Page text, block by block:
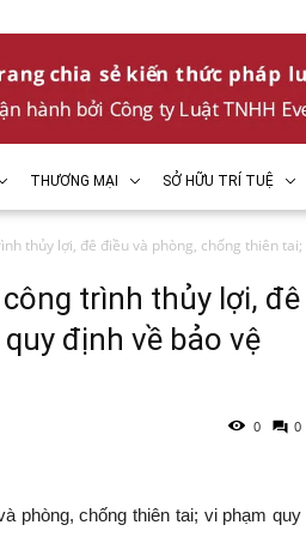
THƯƠNG MẠI SỞ HỮU TRÍ TUỆ
thủy lợi, đê điều và phòng, chống thiên
trình thủy lợi, đê
định về bảo vệ
0 0
phòng, chống thiên tai; vi phạm quy